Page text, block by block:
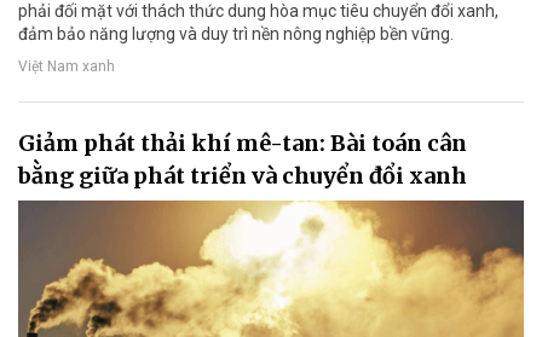
phải đối mặt với thách thức dung hòa mục tiêu chuyển đổi xanh,
đảm bảo năng lượng và duy trì nền nông nghiệp bền vững.
Việt Nam xanh
Giảm phát thải khí mê-tan: Bài toán cân
bằng giữa phát triển và chuyển đổi xanh